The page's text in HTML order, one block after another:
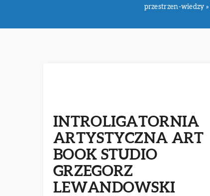
przestrzen-wiedzy »
INTROLIGATORNIA
ARTYSTYCZNA ART
BOOK STUDIO
GRZEGORZ
LEWANDOWSKI